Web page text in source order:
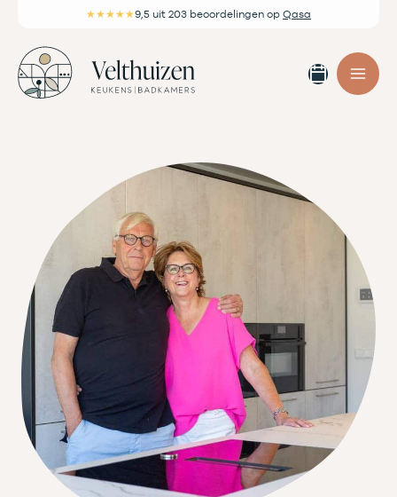
inhoud
★★★★★9,5 uit 203 beoordelingen op Qasa
maken